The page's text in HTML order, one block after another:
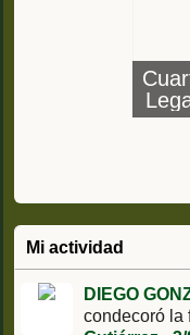
Mi actividad
DIEGO
condecoró la